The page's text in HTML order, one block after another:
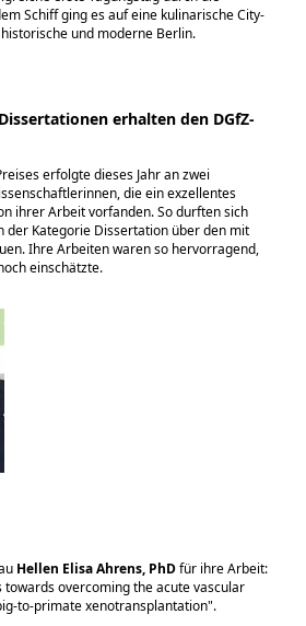
Schiff ging es auf eine kulinarische City-
und moderne Berlin.
erhalten den DGfZ-
erfolgte dieses Jahr an zwei
die ein exzellentes
ihrer Arbeit vorfanden. So durften sich
der Kategorie Dissertation über den mit
Ihre Arbeiten waren so hervorragend,
einschätzte.
Hellen Elisa Ahrens, PhDfür ihre Arbeit:
overcoming the acute vascular
to-primate xenotransplantation .